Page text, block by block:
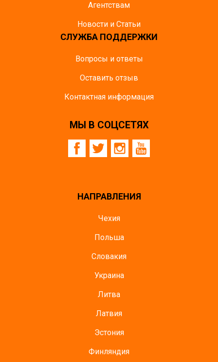
Агентствам
Новости и Статьи
СЛУЖБА ПОДДЕРЖКИ
Вопросы и ответы
Оставить отзыв
Контактная информация
МЫ В СОЦСЕТЯХ
НАПРАВЛЕНИЯ
Чехия
Польша
Словакия
Украина
Литва
Латвия
Эстония
Финляндия